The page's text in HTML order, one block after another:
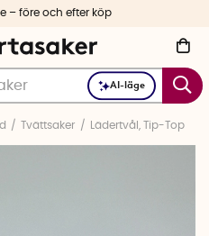
AI-läge
– före och efter köp
Tvättsaker Lädertvål, Tip-Top